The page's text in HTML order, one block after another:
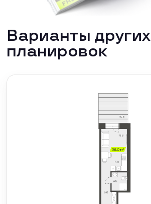
Варианты других
планировок